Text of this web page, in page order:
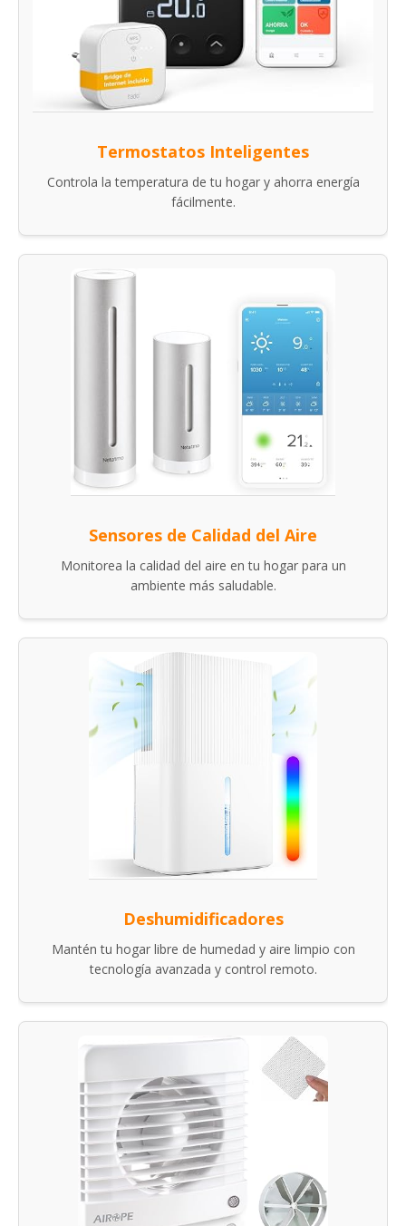
Termostatos Inteligentes
Controla la temperatura de tu hogar y ahorra energía
fácilmente.
Sensores de Calidad del Aire
Monitorea la calidad del aire en tu hogar para un
ambiente más saludable.
Deshumidificadores
Mantén tu hogar libre de humedad y aire limpio con
tecnología avanzada y control remoto.